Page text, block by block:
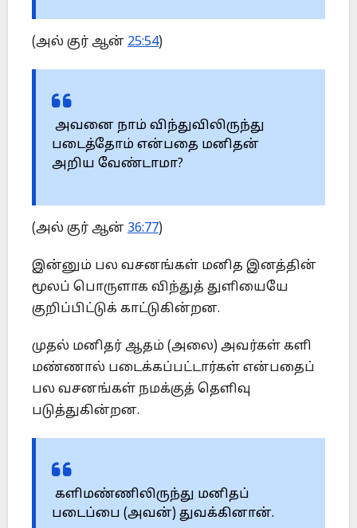
(அல் குர் ஆன் 25:54)
அவனை நாம் விந்துவிலிருந்து
படைத்தோம் என்பதை மனிதன்
அறிய வேண்டாமா?
(அல் குர் ஆன் 36:77)
இன்னும் பல வசனங்கள் மனித இனத்தின்
மூலப் பொருளாக விந்துத் துளியையே
குறிப்பிட்டுக் காட்டுகின்றன.
முதல் மனிதர் ஆதம் (அலை) அவர்கள் களி
மண்ணால் படைக்கப்பட்டார்கள் என்பதைப்
பல வசனங்கள் நமக்குத் தெளிவு
படுத்துகின்றன.
களிமண்ணிலிருந்து மனிதப்
படைப்பை (அவன்) துவக்கினான்.